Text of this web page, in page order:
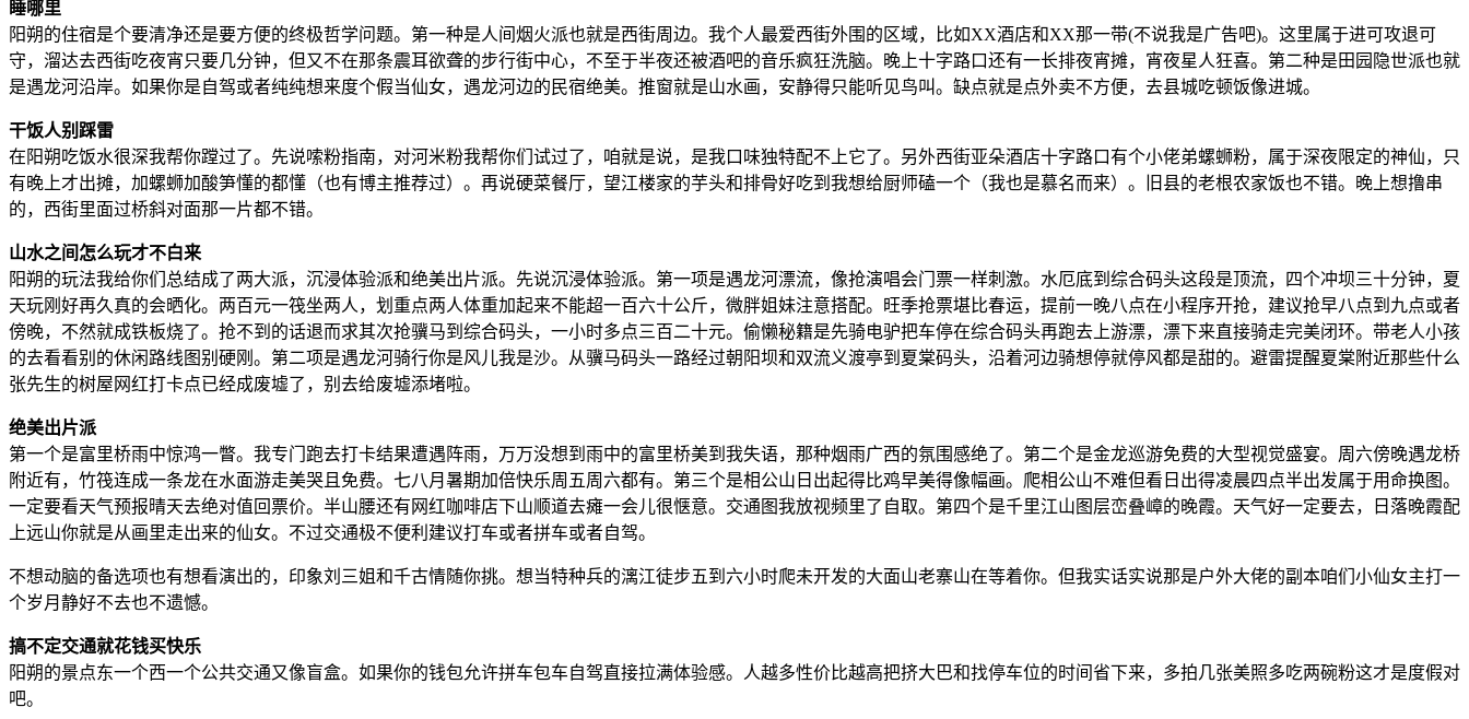
睡哪里
阳朔的住宿是个要清净还是要方便的终极哲学问题。第一种是人间烟火派也就是西街周边。我个人最爱西街外围的区域，比如XX酒店和XX那一带(不说我是广告吧)。这里属于进可攻退可
守，溜达去西街吃夜宵只要几分钟，但又不在那条震耳欲聋的步行街中心，不至于半夜还被酒吧的音乐疯狂洗脑。晚上十字路口还有一长排夜宵摊，宵夜星人狂喜。第二种是田园隐世派也就
是遇龙河沿岸。如果你是自驾或者纯纯想来度个假当仙女，遇龙河边的民宿绝美。推窗就是山水画，安静得只能听见鸟叫。缺点就是点外卖不方便，去县城吃顿饭像进城。
干饭人别踩雷
在阳朔吃饭水很深我帮你蹚过了。先说嗦粉指南，对河米粉我帮你们试过了，咱就是说，是我口味独特配不上它了。另外西街亚朵酒店十字路口有个小佬弟螺蛳粉，属于深夜限定的神仙，只
有晚上才出摊，加螺蛳加酸笋懂的都懂（也有博主推荐过）。再说硬菜餐厅，望江楼家的芋头和排骨好吃到我想给厨师磕一个（我也是慕名而来）。旧县的老根农家饭也不错。晚上想撸串
的，西街里面过桥斜对面那一片都不错。
山水之间怎么玩才不白来
阳朔的玩法我给你们总结成了两大派，沉浸体验派和绝美出片派。先说沉浸体验派。第一项是遇龙河漂流，像抢演唱会门票一样刺激。水厄底到综合码头这段是顶流，四个冲坝三十分钟，夏
天玩刚好再久真的会晒化。两百元一筏坐两人，划重点两人体重加起来不能超一百六十公斤，微胖姐妹注意搭配。旺季抢票堪比春运，提前一晚八点在小程序开抢，建议抢早八点到九点或者
傍晚，不然就成铁板烧了。抢不到的话退而求其次抢骥马到综合码头，一小时多点三百二十元。偷懒秘籍是先骑电驴把车停在综合码头再跑去上游漂，漂下来直接骑走完美闭环。带老人小孩
的去看看别的休闲路线图别硬刚。第二项是遇龙河骑行你是风儿我是沙。从骥马码头一路经过朝阳坝和双流义渡亭到夏棠码头，沿着河边骑想停就停风都是甜的。避雷提醒夏棠附近那些什么
张先生的树屋网红打卡点已经成废墟了，别去给废墟添堵啦。
绝美出片派
第一个是富里桥雨中惊鸿一瞥。我专门跑去打卡结果遭遇阵雨，万万没想到雨中的富里桥美到我失语，那种烟雨广西的氛围感绝了。第二个是金龙巡游免费的大型视觉盛宴。周六傍晚遇龙桥
附近有，竹筏连成一条龙在水面游走美哭且免费。七八月暑期加倍快乐周五周六都有。第三个是相公山日出起得比鸡早美得像幅画。爬相公山不难但看日出得凌晨四点半出发属于用命换图。
一定要看天气预报晴天去绝对值回票价。半山腰还有网红咖啡店下山顺道去瘫一会儿很惬意。交通图我放视频里了自取。第四个是千里江山图层峦叠嶂的晚霞。天气好一定要去，日落晚霞配
上远山你就是从画里走出来的仙女。不过交通极不便利建议打车或者拼车或者自驾。
不想动脑的备选项也有想看演出的，印象刘三姐和千古情随你挑。想当特种兵的漓江徒步五到六小时爬未开发的大面山老寨山在等着你。但我实话实说那是户外大佬的副本咱们小仙女主打一
个岁月静好不去也不遗憾。
搞不定交通就花钱买快乐
阳朔的景点东一个西一个公共交通又像盲盒。如果你的钱包允许拼车包车自驾直接拉满体验感。人越多性价比越高把挤大巴和找停车位的时间省下来，多拍几张美照多吃两碗粉这才是度假对
吧。